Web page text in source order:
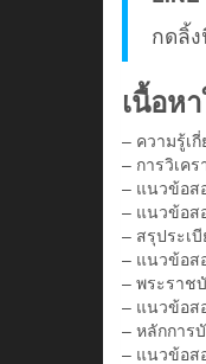
กดลิ้
เนื้อห
– ความรู้เ
– การวิเค
– แนวข้อส
– แนวข้อส
– สรุประเ
– แนวข้อส
– พระราช
– แนวข้อส
– หลักการ
– แนวข้อส